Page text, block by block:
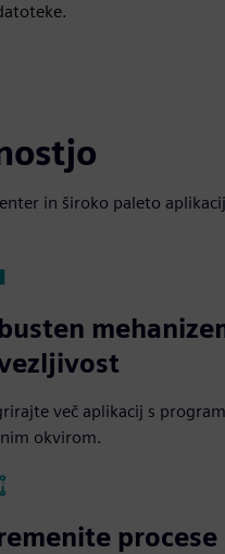
in široko paleto
več aplikacij s
okvirom.
procese